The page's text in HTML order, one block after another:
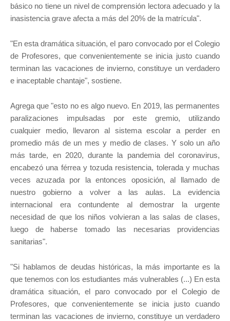
básico no tiene un nivel de comprensión lectora adecuado y la
inasistencia grave afecta a más del 20% de la matrícula".
"En esta dramática situación, el paro convocado por el Colegio
de Profesores, que convenientemente se inicia justo cuando
terminan las vacaciones de invierno, constituye un verdadero
e inaceptable chantaje", sostiene.
Agrega que "esto no es algo nuevo. En 2019, las permanentes
paralizaciones impulsadas por este gremio, utilizando
cualquier medio, llevaron al sistema escolar a perder en
promedio más de un mes y medio de clases. Y solo un año
más tarde, en 2020, durante la pandemia del coronavirus,
encabezó una férrea y tozuda resistencia, tolerada y muchas
veces azuzada por la entonces oposición, al llamado de
nuestro gobierno a volver a las aulas. La evidencia
internacional era contundente al demostrar la urgente
necesidad de que los niños volvieran a las salas de clases,
luego de haberse tomado las necesarias providencias
sanitarias".
"Si hablamos de deudas históricas, la más importante es la
que tenemos con los estudiantes más vulnerables (...) En esta
dramática situación, el paro convocado por el Colegio de
Profesores, que convenientemente se inicia justo cuando
terminan las vacaciones de invierno, constituye un verdadero